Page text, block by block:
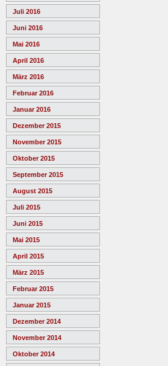
Juli 2016
Juni 2016
Mai 2016
April 2016
März 2016
Februar 2016
Januar 2016
Dezember 2015
November 2015
Oktober 2015
September 2015
August 2015
Juli 2015
Juni 2015
Mai 2015
April 2015
März 2015
Februar 2015
Januar 2015
Dezember 2014
November 2014
Oktober 2014